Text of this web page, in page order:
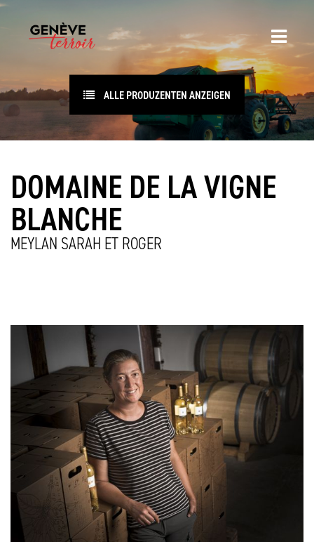
ALLE PRODUZENTEN ANZEIGEN
DOMAINE DE LA VIGNE
BLANCHE
MEYLAN SARAH ET ROGER